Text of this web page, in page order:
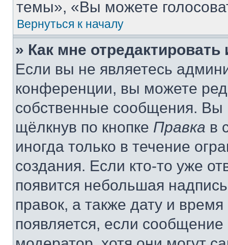
темы», «Вы можете
Вернуться к началу
» Как мне
Если вы не являетесь
конференции, вы можете
собственные сообщения. Вы
щёлкнув по кнопке Правка в
иногда только в течение
создания. Если кто-то уже
появится небольшая
правок, а также дату и
появляется, если